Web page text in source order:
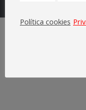
Política cookies